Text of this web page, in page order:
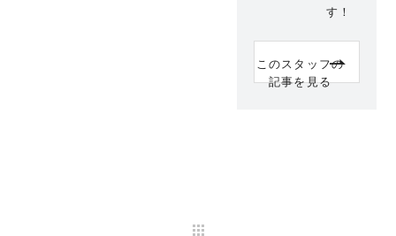
す！
このスタッフの
記事を見る